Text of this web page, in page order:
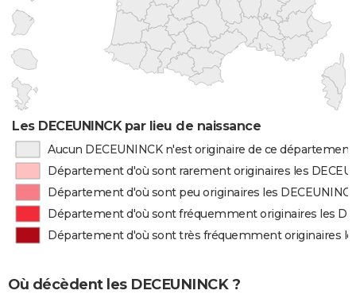
Les DECEUNINCK par lieu de naissance
Aucun DECEUNINCK n'est originaire de ce département
Département d'où sont rarement originaires les
Département d'où sont peu originaires les
Département d'où sont fréquemment originaires les
Département d'où sont très fréquemment originaires
Où décèdent les DECEUNINCK ?